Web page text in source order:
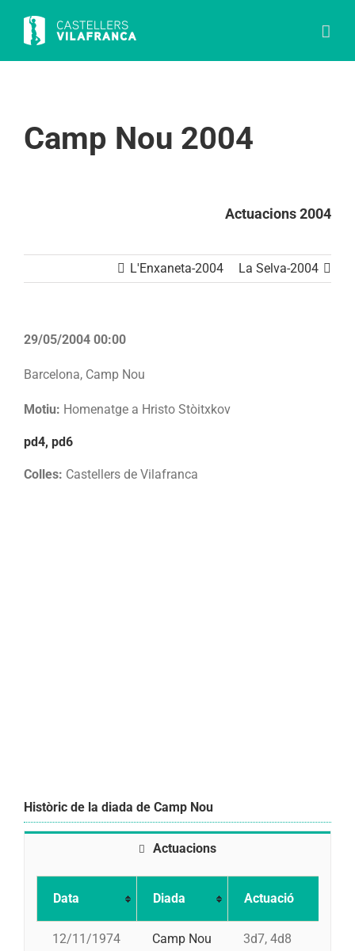
content
Camp Nou 2004
Actuacions 2004
L'Enxaneta-2004 La Selva-2004
29/05/2004 00:00
Barcelona, Camp Nou
Motiu: Homenatge a Hristo Stòitxkov
pd4, pd6
Colles: Castellers de Vilafranca
Històric de la diada de Camp Nou
Actuacions
Data Diada Actuació
12/11/1974 Camp Nou 3d7, 4d8